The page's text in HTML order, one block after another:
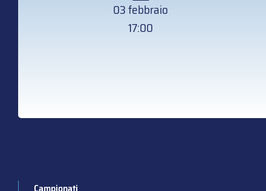
03 febbraio
17:00